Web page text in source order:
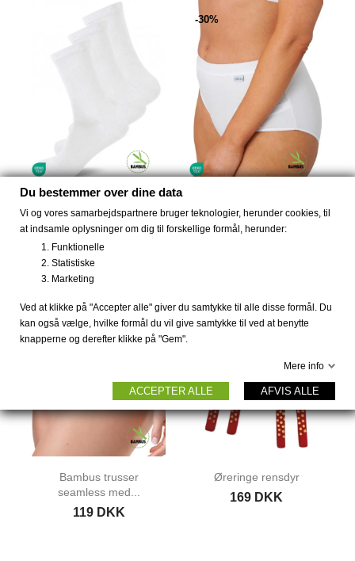
hvide...
PRIS FRA 89 DKK!
99 DKK
hvide
69 DKK
-30%
Bambus trusser
seamless med...
119 DKK
Øreringe rensdyr
169 DKK
Du bestemmer over dine data
Vi og vores samarbejdspartnere bruger teknologier, herunder cookies, til
at indsamle oplysninger om dig til forskellige formål, herunder:
Funktionelle
Statistiske
Marketing
Ved at klikke på "Accepter alle" giver du samtykke til alle disse formål. Du
kan også vælge, hvilke formål du vil give samtykke til ved at benytte
knapperne og derefter klikke på "Gem".
Mere info
ACCEPTER ALLE AFVIS ALLE